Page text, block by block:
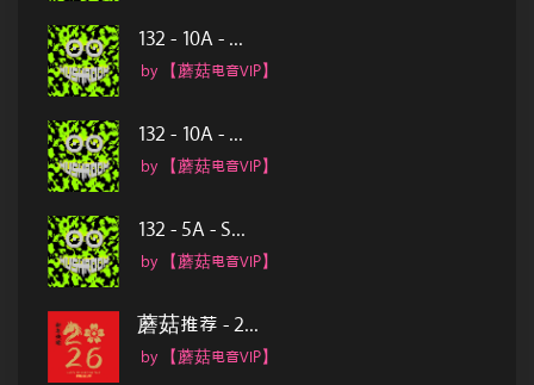
132 - 10A - ...
by 【蘑菇电音VIP】
132 - 10A - ...
by 【蘑菇电音VIP】
132 - 5A - S...
by 【蘑菇电音VIP】
蘑菇推荐 - 2...
by 【蘑菇电音VIP】